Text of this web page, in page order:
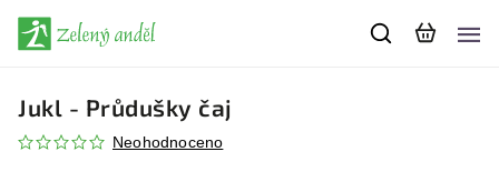
Jukl - Průdušky čaj
Neohodnoceno